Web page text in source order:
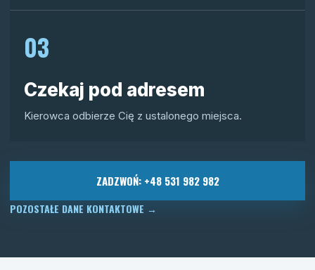
03
Czekaj pod adresem
Kierowca odbierze Cię z ustalonego miejsca.
ZADZWOŃ: +48 531 982 982
POZOSTAŁE DANE KONTAKTOWE →